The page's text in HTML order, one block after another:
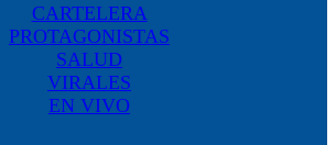
CARTELERA
PROTAGONISTAS
SALUD
VIRALES
EN VIVO